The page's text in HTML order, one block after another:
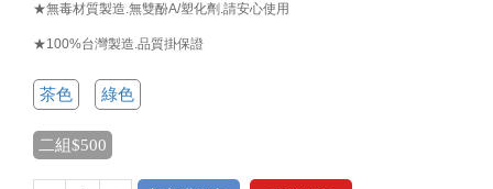
★無毒材質製造.無雙酚A/塑化劑.請安心使用
★100%台灣製造.品質掛保證
茶色 綠色
二組$500